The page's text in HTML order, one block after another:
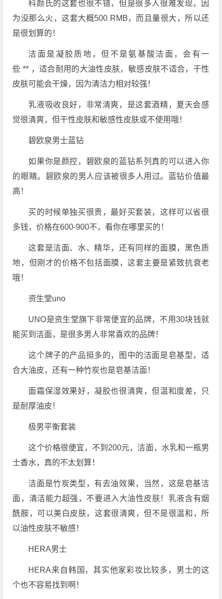
科颜氏的这套也很不错，但是很多人很难发现，因
为没那么火，这套大概500 RMB，而且量很大，所以还
是很划算的！
洁面是凝胶质地，但不是氨基酸洁面，会有一
些 ** ，适合耐用的大油性皮肤，敏感皮肤不适合，干性
皮肤可能会干燥，因为清洁力相对较强！
乳液吸收良好，非常清爽，是这套酒精，夏天会感
觉很清爽，但干性皮肤和敏感性皮肤或不使用哦！
碧欧泉男士蓝钻
如果你是颜控，碧欧泉的蓝钻系列真的可以进入你
的眼睛。碧欧泉的男人应该被很多人用过。蓝钻价值最
高！
买的时候单独买很贵，最好买套装，这样可以省很
多钱，价格在600-900不，看你在哪里买的！
这套是洁面、水、精华，还有同样的面膜，黑色质
地，但刚才的价格不包括面膜，这套主要是紧致抗衰老
哦！
资生堂uno
UNO是资生堂旗下非常便宜的品牌，不用30块钱就
能买到洁面，是很多男人非常喜欢的品牌！
这个牌子的产品挺多的，图中的洁面是皂基型，适
合大油皮，还有一种竹炭也是皂基洁面！
面霜保湿效果好，凝胶也很清爽，但温和度差，只
是耐厚油皮！
极男平衡套装
这个价格很便宜，不到200元，洁面，水乳和一瓶男
士香水，真的不太划算！
洁面是竹炭类型，有去油效果，当然，这是皂基洁
面，清洁能力超强，不要进入大油性皮肤！乳液含有烟
酰胺，可以美白皮肤，这套很清爽，但不是很温和，所
以油性皮肤不敏感！
HERA男士
HERA来自韩国，其实他家彩妆比较多，男士的这
个也不容易找到啊！